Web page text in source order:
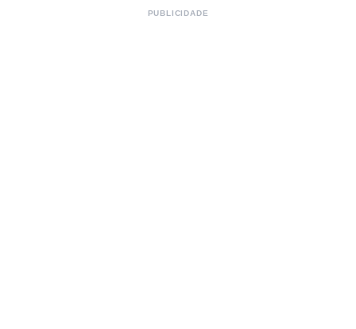
PUBLICIDADE